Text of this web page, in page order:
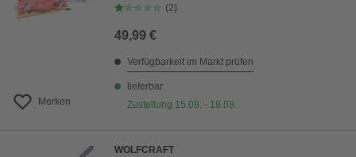
Merken
(2)
49,99 €
Verfügbarkeit im Markt prüfen
lieferbar
Zustellung 15.08. - 18.08.
WOLFCRAFT